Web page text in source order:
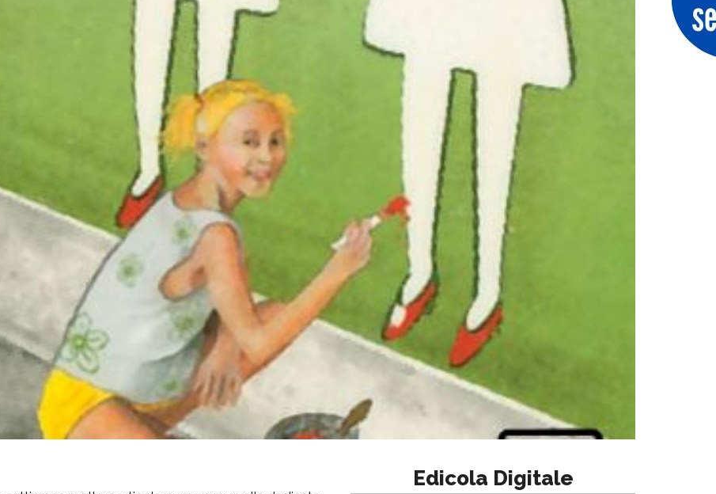
Edicola Digitale